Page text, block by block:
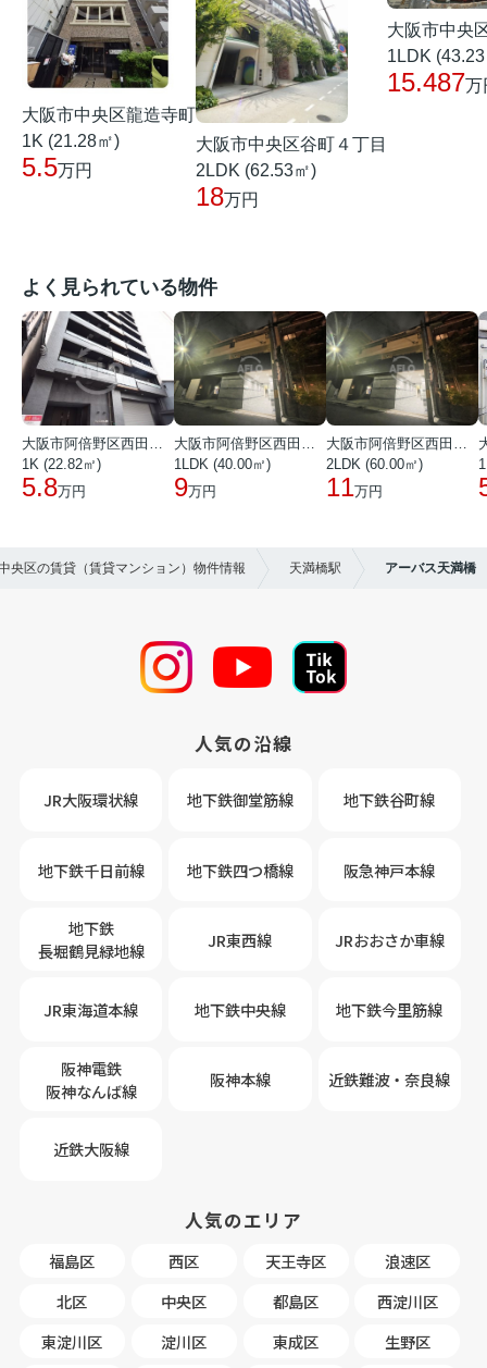
大阪市中央区龍造寺町
1K (21.28㎡)
5.5万円
大阪市中央区谷町４丁目
2LDK (62.53㎡)
18万円
大阪市中央
1LDK
15.487万
よく見られている物件
1K (22.82㎡)
5.8万円
1LDK (40.00㎡)
9万円
2LDK (60.00㎡)
11万円
央区の賃貸（賃貸マンション）物件情報 天満橋駅 アーバス天満橋
人気の沿線
JR大阪環状線 地下鉄御堂筋線 地下鉄谷町線
地下鉄千日前線 地下鉄四つ橋線 阪急神戸本線
地下鉄
長堀鶴見緑地線
JR東西線 JRおおさか車線
JR東海道本線 地下鉄中央線 地下鉄今里筋線
阪神電鉄
阪神なんば線
阪神本線 近鉄難波・奈良線
近鉄大阪線
人気のエリア
福島区 西区 天王寺区
浪速区
北区
中央区 都島区
西淀川区
東淀川区
淀川区 東成区
生野区